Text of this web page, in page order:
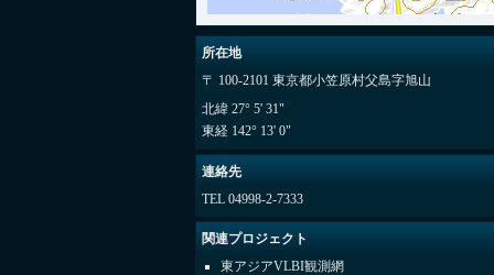
所在地
〒 100-2101 東京都小笠原村父島字旭山
北緯 27° 5' 31"
東経 142° 13' 0"
連絡先
TEL 04998-2-7333
関連プロジェクト
東アジアVLBI観測網